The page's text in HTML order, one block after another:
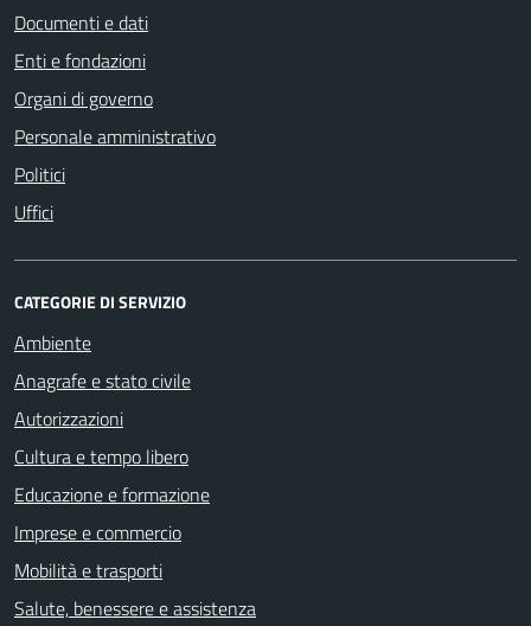
Documenti e dati
Enti e fondazioni
Organi di governo
Personale amministrativo
Politici
Uffici
CATEGORIE DI SERVIZIO
Ambiente
Anagrafe e stato civile
Autorizzazioni
Cultura e tempo libero
Educazione e formazione
Imprese e commercio
Mobilità e trasporti
Salute, benessere e assistenza